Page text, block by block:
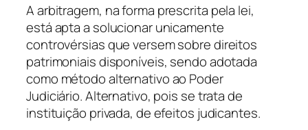
A arbitragem, na forma prescrita pela lei,
está apta a solucionar unicamente
controvérsias que versem sobre direitos
patrimoniais disponíveis, sendo adotada
como método alternativo ao Poder
Judiciário. Alternativo, pois se trata de
instituição privada, de efeitos judicantes.